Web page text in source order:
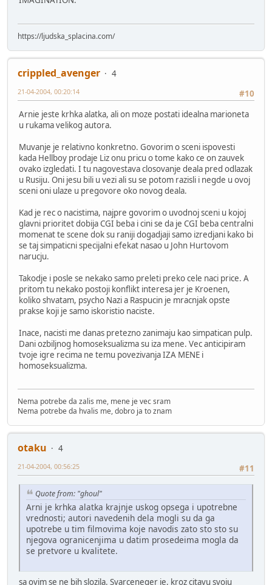
https://ljudska_splacina.com/
crippled_avenger
4
#10
21-04-2004, 00:20:14
Arnie jeste krhka alatka, ali on moze postati idealna marioneta
u rukama velikog autora.
Muvanje je relativno konkretno. Govorim o sceni ispovesti
kada Hellboy prodaje Liz onu pricu o tome kako ce on zauvek
ovako izgledati. I tu nagovestava closovanje deala pred odlazak
u Rusiju. Oni jesu bili u vezi ali su se potom razisli i negde u ovoj
sceni oni ulaze u pregovore oko novog deala.
Kad je rec o nacistima, najpre govorim o uvodnoj sceni u kojoj
glavni prioritet dobija CGI beba i cini se da je CGI beba centralni
momenat te scene dok su raniji dogadjaji samo izredjani kako bi
se taj simpaticni specijalni efekat nasao u John Hurtovom
narucju.
Takodje i posle se nekako samo preleti preko cele naci price. A
pritom tu nekako postoji konflikt interesa jer je Kroenen,
koliko shvatam, psycho Nazi a Raspucin je mracnjak opste
prakse koji je samo iskoristio naciste.
Inace, nacisti me danas pretezno zanimaju kao simpatican pulp.
Dani ozbiljnog homoseksualizma su iza mene. Vec anticipiram
tvoje igre recima ne temu povezivanja IZA MENE i
homoseksualizma.
Nema potrebe da zalis me, mene je vec sram
Nema potrebe da hvalis me, dobro ja to znam
otaku
4
#11
21-04-2004, 00:56:25
Quote from: "ghoul"
Arni je krhka alatka krajnje uskog opsega i upotrebne
vrednosti; autori navedenih dela mogli su da ga
upotrebe u tim filmovima koje navodis zato sto sto su
njegova ogranicenjima u datim prosedeima mogla da
se pretvore u kvalitete.
sa ovim se ne bih slozila. Svarceneger je, kroz citavu svoju